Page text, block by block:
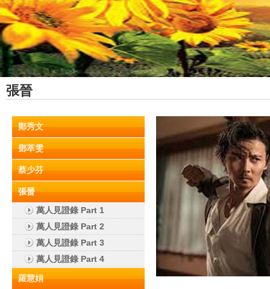
張晉
鄭秀文
鄧萃雯
蔡少芬
張晉
萬人見證錄 Part 1
萬人見證錄 Part 2
萬人見證錄 Part 3
萬人見證錄 Part 4
羅慧娟